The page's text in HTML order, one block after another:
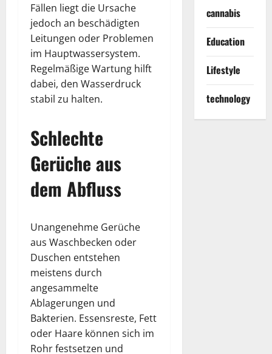
Fällen liegt die Ursache
jedoch an beschädigten
Leitungen oder Problemen
im Hauptwassersystem.
Regelmäßige Wartung hilft
dabei, den Wasserdruck
stabil zu halten.
Schlechte
Gerüche aus
dem Abfluss
Unangenehme Gerüche
aus Waschbecken oder
Duschen entstehen
meistens durch
angesammelte
Ablagerungen und
Bakterien. Essensreste, Fett
oder Haare können sich im
Rohr festsetzen und
cannabis
Education
Lifestyle
technology